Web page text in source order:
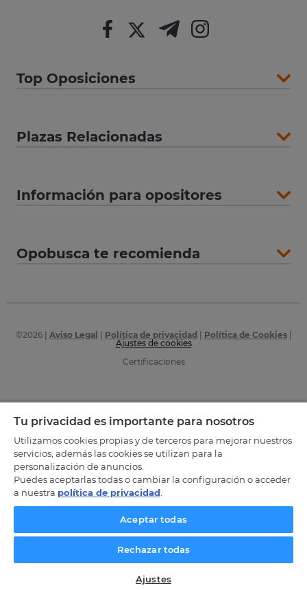
Top Oposiciones
Plazas Relacionadas
Información para opositores
Opobusca te recomienda
©2026| Aviso Legal Política de privacidad Política de Cookies|
Ajustes de cookies
Certificaciones
Tu privacidad es importante para nosotros
Utilizamos cookies propias y de terceros para mejorar nuestros
servicios, además las cookies se utilizan para la
personalización de anuncios.
Puedes aceptarlas todas o cambiar la configuración o acceder
a nuestra política de privacidad
Aceptar todas
Rechazar todas
Ajustes
SOLICITA INFORMACIÓN